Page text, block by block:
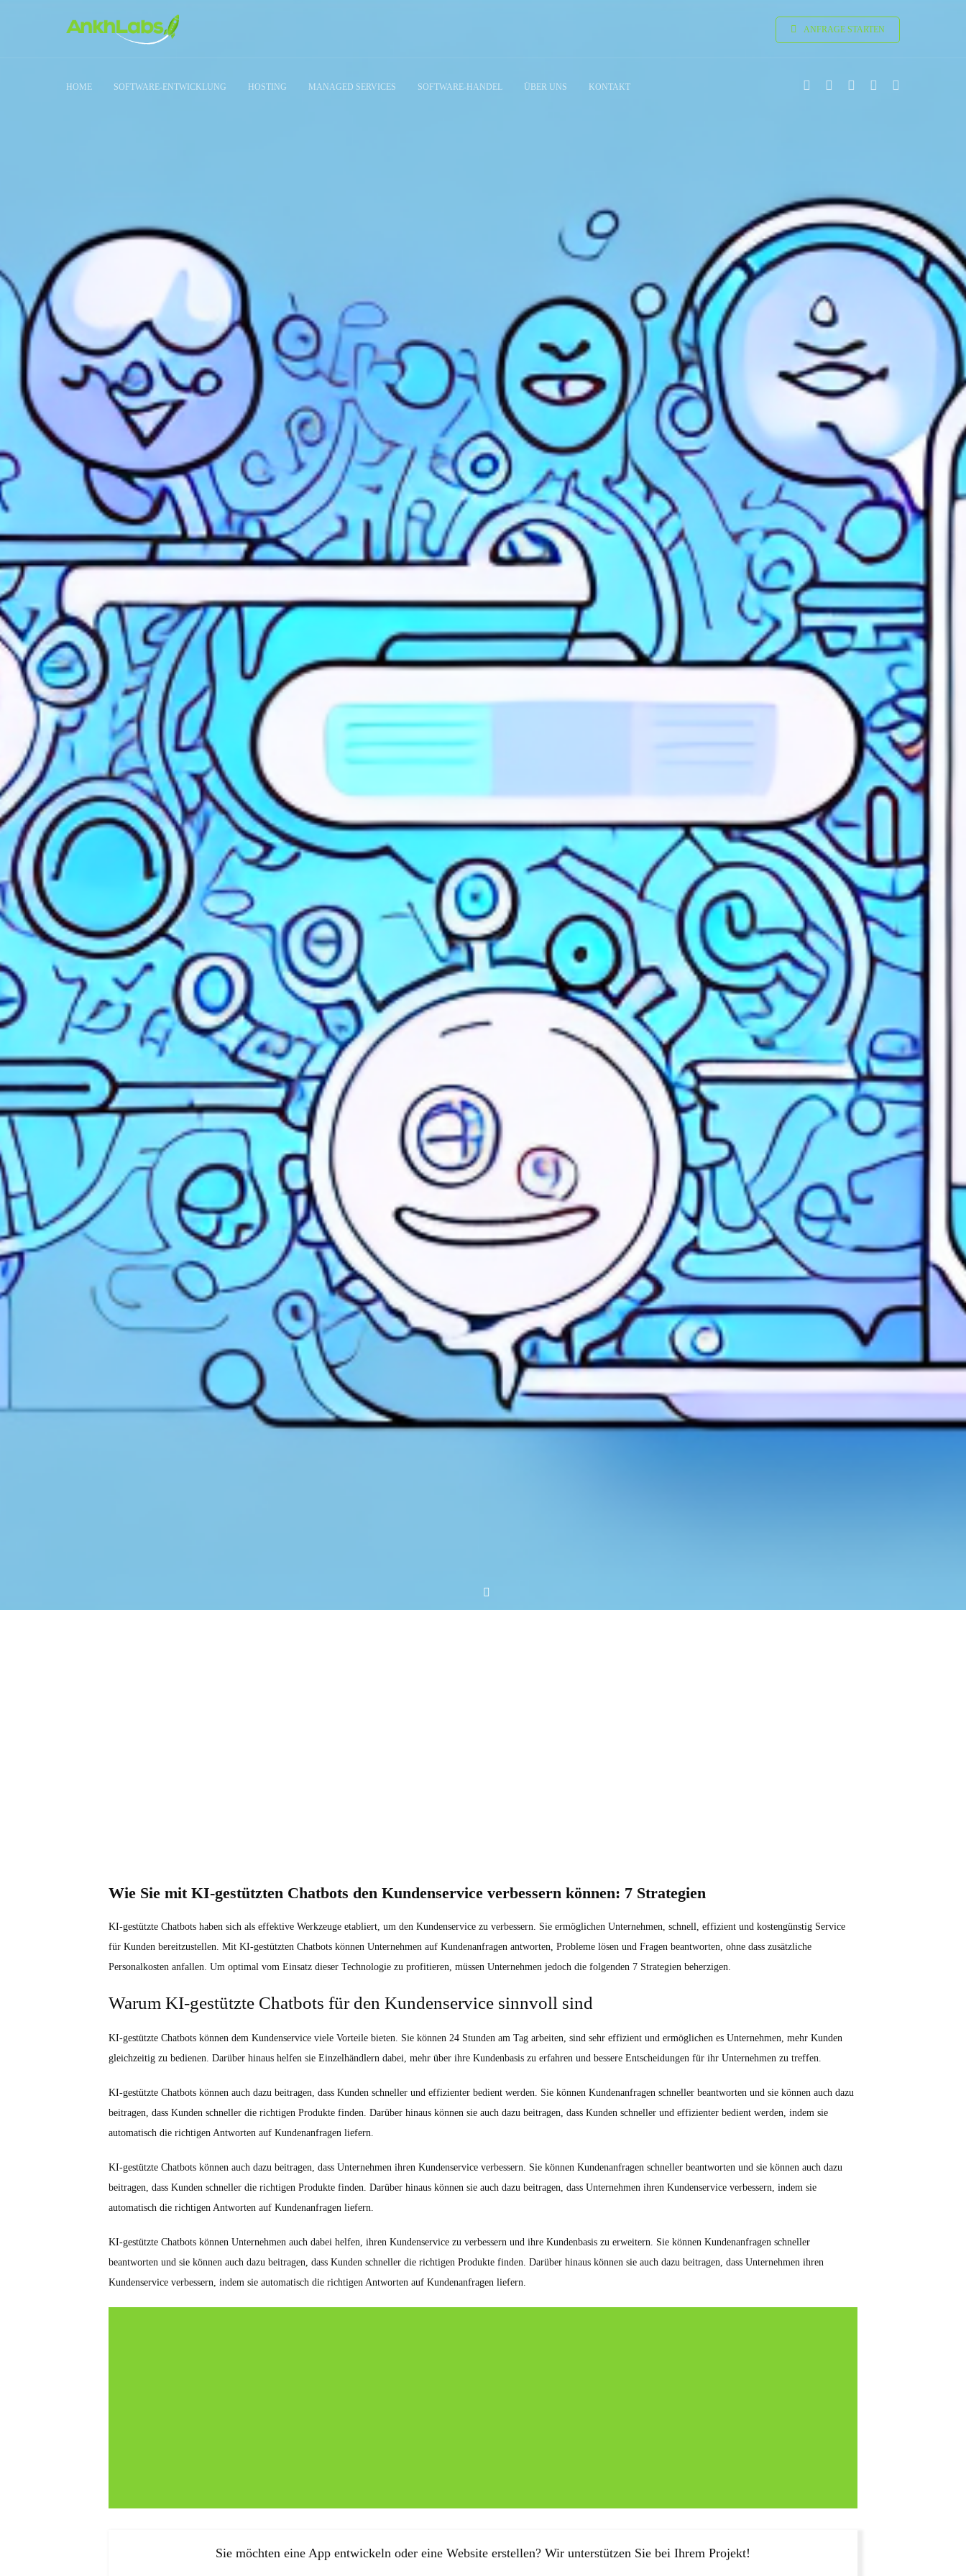
ANFRAGE STARTEN
HOME SOFTWARE-ENTWICKLUNG HOSTING MANAGED SERVICES SOFTWARE-HANDEL ÜBER UNS KONTAKT
Wie Sie mit KI-gestützten Chatbots den Kundenservice verbessern können: 7 Strategien
KI-gestützte Chatbots haben sich als effektive Werkzeuge etabliert, um den Kundenservice zu verbessern. Sie ermöglichen Unternehmen, schnell, effizient und kostengünstig Service
für Kunden bereitzustellen. Mit KI-gestützten Chatbots können Unternehmen auf Kundenanfragen antworten, Probleme lösen und Fragen beantworten, ohne dass zusätzliche
Personalkosten anfallen. Um optimal vom Einsatz dieser Technologie zu profitieren, müssen Unternehmen jedoch die folgenden 7 Strategien beherzigen.
Warum KI-gestützte Chatbots für den Kundenservice sinnvoll sind
KI-gestützte Chatbots können dem Kundenservice viele Vorteile bieten. Sie können 24 Stunden am Tag arbeiten, sind sehr effizient und ermöglichen es Unternehmen, mehr Kunden
gleichzeitig zu bedienen. Darüber hinaus helfen sie Einzelhändlern dabei, mehr über ihre Kundenbasis zu erfahren und bessere Entscheidungen für ihr Unternehmen zu treffen.
KI-gestützte Chatbots können auch dazu beitragen, dass Kunden schneller und effizienter bedient werden. Sie können Kundenanfragen schneller beantworten und sie können auch dazu
beitragen, dass Kunden schneller die richtigen Produkte finden. Darüber hinaus können sie auch dazu beitragen, dass Kunden schneller und effizienter bedient werden, indem sie
automatisch die richtigen Antworten auf Kundenanfragen liefern.
KI-gestützte Chatbots können auch dazu beitragen, dass Unternehmen ihren Kundenservice verbessern. Sie können Kundenanfragen schneller beantworten und sie können auch dazu
beitragen, dass Kunden schneller die richtigen Produkte finden. Darüber hinaus können sie auch dazu beitragen, dass Unternehmen ihren Kundenservice verbessern, indem sie
automatisch die richtigen Antworten auf Kundenanfragen liefern.
KI-gestützte Chatbots können Unternehmen auch dabei helfen, ihren Kundenservice zu verbessern und ihre Kundenbasis zu erweitern. Sie können Kundenanfragen schneller
beantworten und sie können auch dazu beitragen, dass Kunden schneller die richtigen Produkte finden. Darüber hinaus können sie auch dazu beitragen, dass Unternehmen ihren
Kundenservice verbessern, indem sie automatisch die richtigen Antworten auf Kundenanfragen liefern.
Sie möchten eine App entwickeln oder eine Website erstellen? Wir unterstützen Sie bei Ihrem Projekt!